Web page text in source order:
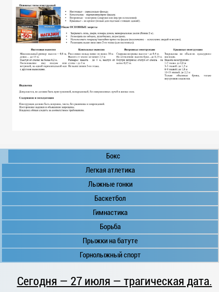
Бокс
Легкая атлетика
Лыжные гонки
Баскетбол
Гимнастика
Борьба
Прыжки на батуте
Горнолыжный спорт
Сегодня — 27 июля — трагическая дата.